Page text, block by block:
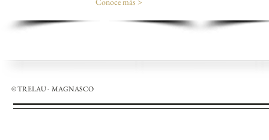
© TRELAU - MAGNASCO